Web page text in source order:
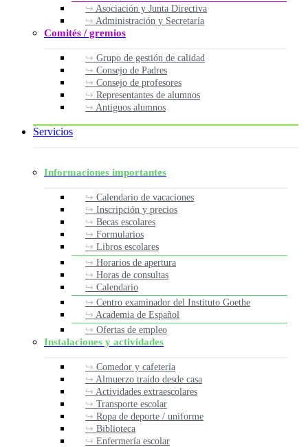
Asociación y Junta Directiva
Administración y Secretaría
Comités / gremios
Grupo de gestión de calidad
Consejo de Padres
Consejo de profesores
Representantes de alumnos
Antiguos alumnos
Servicios
Informaciones importantes
Calendario de vacaciones
Inscripción y precios
Becas escolares
Formularios
Libros escolares
Horarios de apertura
Horas de consultas
Calendario
Centro examinador del Instituto Goethe
Academia de Español
Ofertas de empleo
Instalaciones y actividades
Comedor y cafetería
Almuerzo traído desde casa
Actividades extraescolares
Transporte escolar
Ropa de deporte / uniforme
Biblioteca
Enfermería escolar